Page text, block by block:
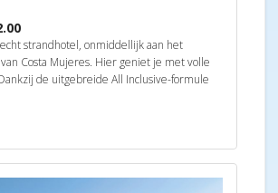
strandhotel, onmiddellijk aan het
Costa Mujeres. Hier geniet je met volle
de uitgebreide All Inclusive-formule